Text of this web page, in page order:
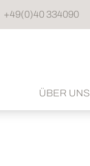
+49(0)40 334090
ÜBER UNS